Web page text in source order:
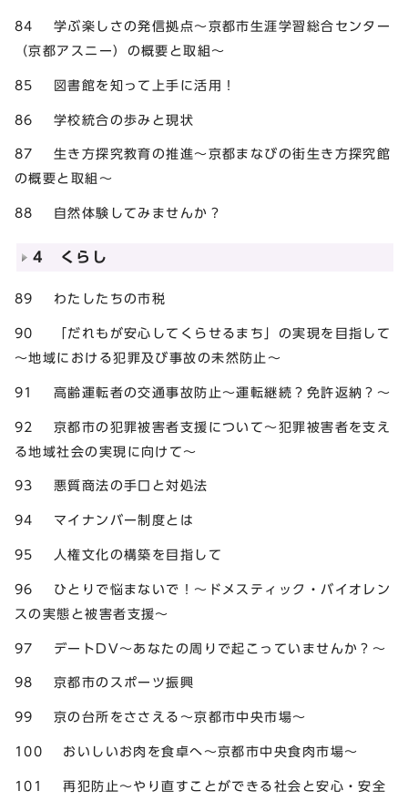
84 学ぶ楽しさの発信拠点～京都市生涯学習総合センター
（京都アスニー）の概要と取組～
85 図書館を知って上手に活用！
86 学校統合の歩みと現状
87 生き方探究教育の推進～京都まなびの街生き方探究館
の概要と取組～
88 自然体験してみませんか？
4 くらし
89 わたしたちの市税
90 「だれもが安心してくらせるまち」の実現を目指して
～地域における犯罪及び事故の未然防止～
91 高齢運転者の交通事故防止～運転継続？免許返納？～
92 京都市の犯罪被害者支援について～犯罪被害者を支え
る地域社会の実現に向けて～
93 悪質商法の手口と対処法
94 マイナンバー制度とは
95 人権文化の構築を目指して
96 ひとりで悩まないで！～ドメスティック・バイオレン
スの実態と被害者支援～
97 デートDV～あなたの周りで起こっていませんか？～
98 京都市のスポーツ振興
99 京の台所をささえる～京都市中央市場～
100 おいしいお肉を食卓へ～京都市中央食肉市場～
101 再犯防止～やり直すことができる社会と安心・安全